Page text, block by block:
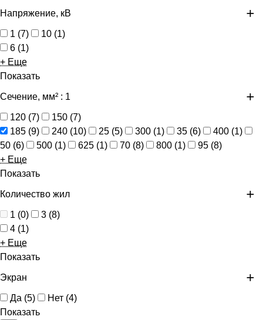
Напряжение, кВ
1 (7) 10 (1)
6 (1)
+ Еще
Показать
Сечение, мм² : 1
120 (7) 150 (7)
185 (9) 240 (10) 25 (5) 300 (1) 35 (6) 400 (1)
50 (6) 500 (1) 625 (1) 70 (8) 800 (1) 95 (8)
+ Еще
Показать
Количество жил
1 (0) 3 (8)
4 (1)
+ Еще
Показать
Экран
Да (5) Нет (4)
Показать